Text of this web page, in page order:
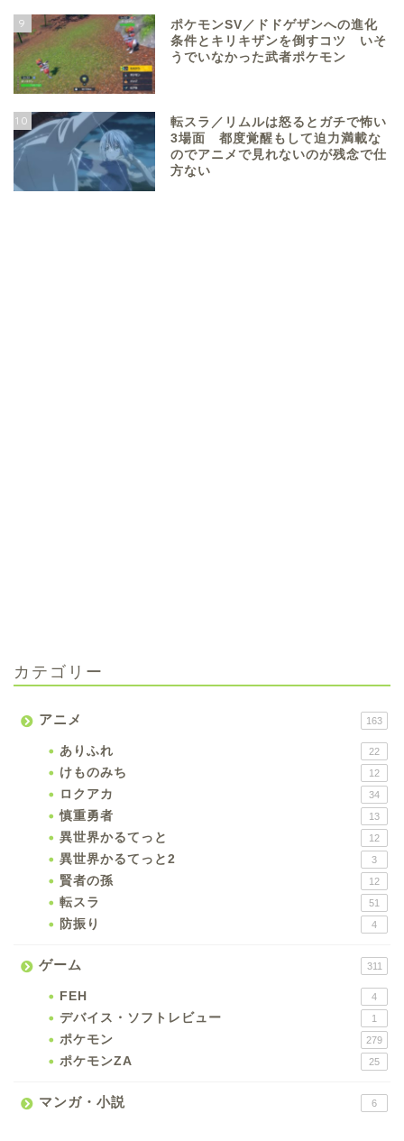
9
ポケモンSV／ドドゲザンへの進化
条件とキリキザンを倒すコツ いそ
うでいなかった武者ポケモン
10
転スラ／リムルは怒るとガチで怖い
3場面 都度覚醒もして迫力満載な
のでアニメで見れないのが残念で仕
方ない
カテゴリー
アニメ 163
ありふれ 22
けものみち 12
ロクアカ 34
慎重勇者 13
異世界かるてっと 12
異世界かるてっと2 3
賢者の孫 12
転スラ 51
防振り 4
ゲーム 311
FEH 4
デバイス・ソフトレビュー 1
ポケモン 279
ポケモンZA 25
マンガ・小説 6